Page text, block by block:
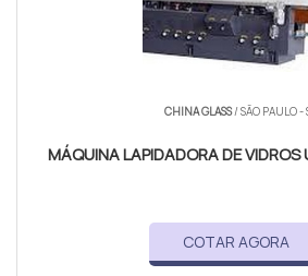
CHINA GLASS/ SÃO PAULO -
MÁQUINA LAPIDADORA DE VIDROS
COTAR AGORA